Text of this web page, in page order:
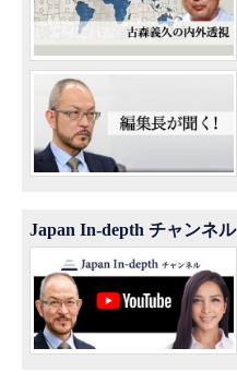
Japan In-depth チャンネル